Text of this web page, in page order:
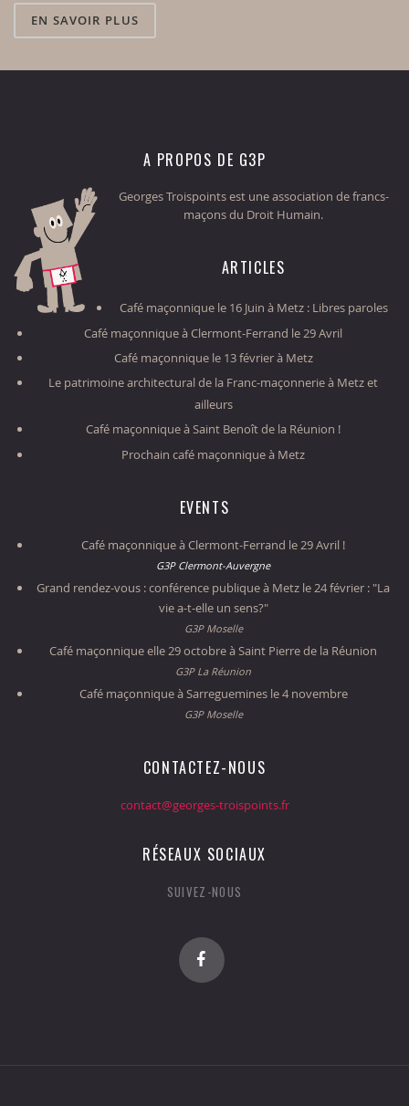
EN SAVOIR PLUS
A PROPOS DE G3P
Georges Troispoints est une association de francs-
maçons du Droit Humain.
ARTICLES
Café maçonnique le 16 Juin à Metz : Libres paroles
Café maçonnique à Clermont-Ferrand le 29 Avril
Café maçonnique le 13 février à Metz
Le patrimoine architectural de la Franc-maçonnerie à Metz et
ailleurs
Café maçonnique à Saint Benoît de la Réunion !
Prochain café maçonnique à Metz
EVENTS
Café maçonnique à Clermont-Ferrand le 29 Avril !
G3P Clermont-Auvergne
Grand rendez-vous : conférence publique à Metz le 24 février : "La
vie a-t-elle un sens?"
G3P Moselle
Café maçonnique elle 29 octobre à Saint Pierre de la Réunion
G3P La Réunion
Café maçonnique à Sarreguemines le 4 novembre
G3P Moselle
CONTACTEZ-NOUS
contact@georges-troispoints.fr
RÉSEAUX SOCIAUX
SUIVEZ-NOUS